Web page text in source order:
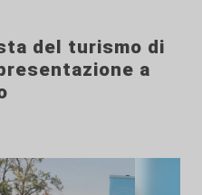
del turismo di
a